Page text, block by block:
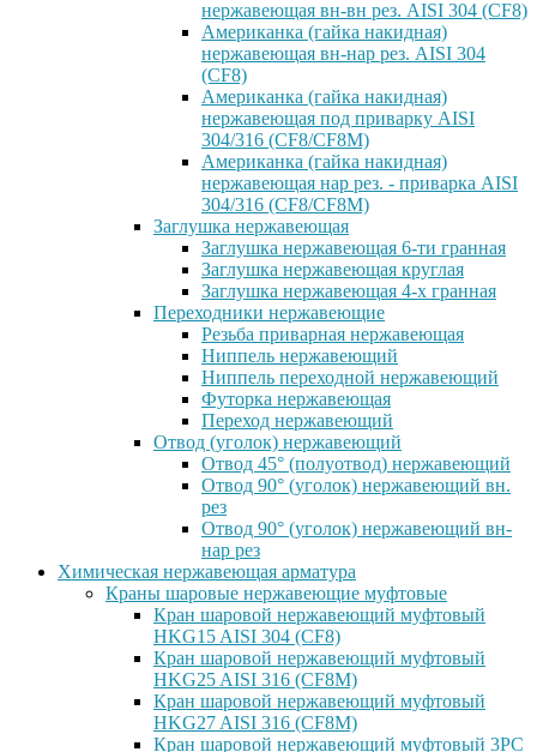
нержавеющая вн-вн рез. AISI 304 (CF8)
Американка (гайка накидная)
нержавеющая вн-нар рез. AISI 304
(CF8)
Американка (гайка накидная)
нержавеющая под приварку AISI
304/316 (CF8/CF8M)
Американка (гайка накидная)
нержавеющая нар рез. - приварка AISI
304/316 (CF8/CF8M)
Заглушка нержавеющая
Заглушка нержавеющая 6-ти гранная
Заглушка нержавеющая круглая
Заглушка нержавеющая 4-х гранная
Переходники нержавеющие
Резьба приварная нержавеющая
Ниппель нержавеющий
Ниппель переходной нержавеющий
Футорка нержавеющая
Переход нержавеющий
Отвод (уголок) нержавеющий
Отвод 45° (полуотвод) нержавеющий
Отвод 90° (уголок) нержавеющий вн.
рез
Отвод 90° (уголок) нержавеющий вн-
нар рез
Химическая нержавеющая арматура
Краны шаровые нержавеющие муфтовые
Кран шаровой нержавеющий муфтовый
HKG15 AISI 304 (CF8)
Кран шаровой нержавеющий муфтовый
HKG25 AISI 316 (CF8M)
Кран шаровой нержавеющий муфтовый
HKG27 AISI 316 (CF8M)
Кран шаровой нержавеющий муфтовый 3PC